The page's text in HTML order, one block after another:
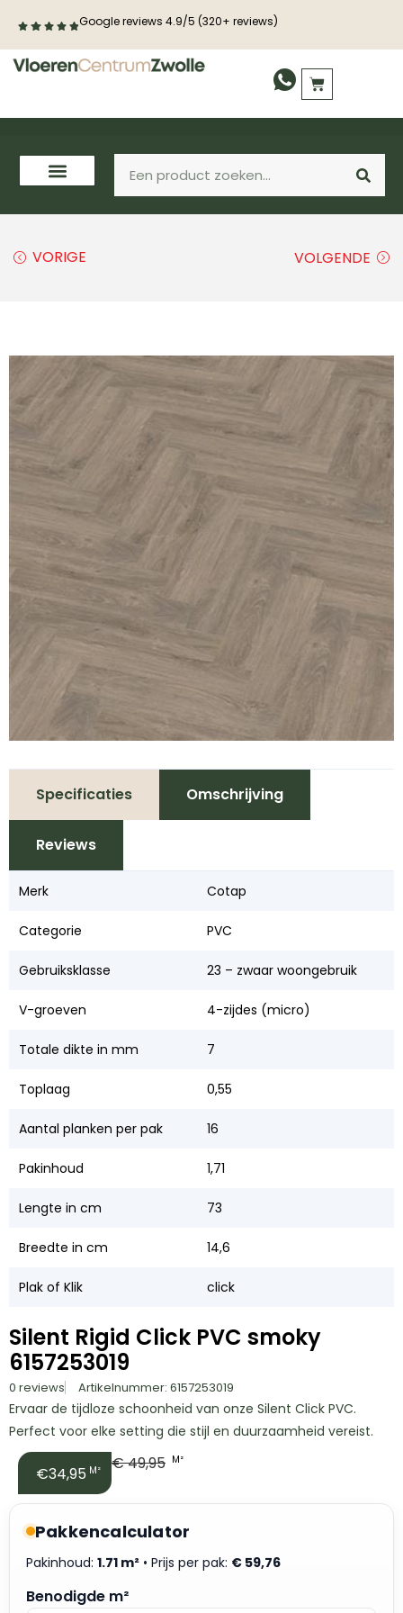
Google reviews 4.9/5 (320+ reviews)
VORIGE VOLGENDE
Specificaties Omschrijving
Reviews
Merk Cotap
Categorie PVC
Gebruiksklasse 23 – zwaar woongebruik
V-groeven 4-zijdes (micro)
Totale dikte in mm 7
Toplaag 0,55
Aantal planken per pak 16
Pakinhoud 1,71
Lengte in cm 73
Breedte in cm 14,6
Plak of Klik click
Silent Rigid Click PVC smoky
6157253019
0 reviews Artikelnummer: 6157253019
Ervaar de tijdloze schoonheid van onze Silent Click PVC.
Perfect voor elke setting die stijl en duurzaamheid vereist.
€34,95 M² €49,95 M²
Pakkencalculator
Pakinhoud: 1.71 m² • Prijs per pak: € 59,76
Benodigde m²